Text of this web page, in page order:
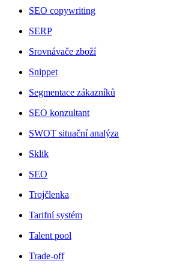
SEO copywriting
SERP
Srovnávače zboží
Snippet
Segmentace zákazníků
SEO konzultant
SWOT situační analýza
Sklik
SEO
Trojčlenka
Tarifní systém
Talent pool
Trade-off